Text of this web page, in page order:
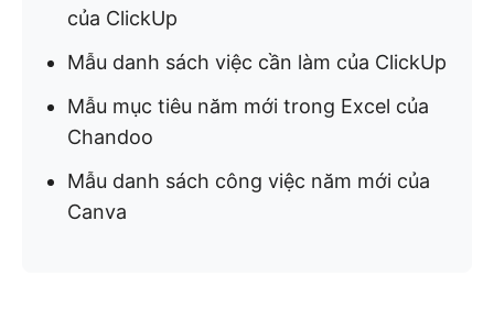
của ClickUp
Mẫu danh sách việc cần làm của ClickUp
Mẫu mục tiêu năm mới trong Excel của
Chandoo
Mẫu danh sách công việc năm mới của
Canva